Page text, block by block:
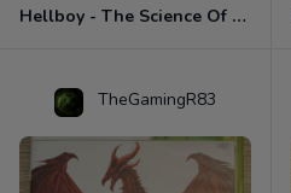
Hellboy - The Science Of Evil Xbox 360
TheGamingR83